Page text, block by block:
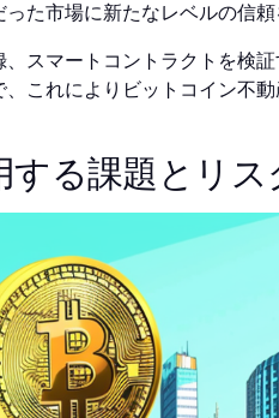
た市場に新たなレベルの信頼
スマートコントラクトを検証
これによりビットコイン不
る課題とリス